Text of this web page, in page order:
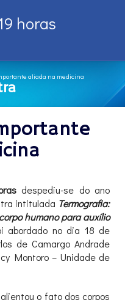
horas
aliada na medicina
despediu-se do ano
intitulada Termografia:
humano para auxílio
abordado no dia 18 de
de Camargo Andrade
Montoro – Unidade de
o fato dos corpos